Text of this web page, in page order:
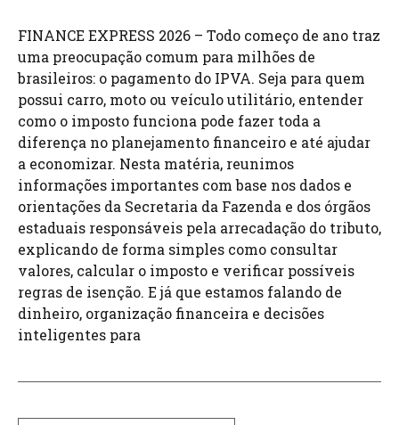
FINANCE EXPRESS 2026 – Todo começo de ano traz
uma preocupação comum para milhões de
brasileiros: o pagamento do IPVA. Seja para quem
possui carro, moto ou veículo utilitário, entender
como o imposto funciona pode fazer toda a
diferença no planejamento financeiro e até ajudar
a economizar. Nesta matéria, reunimos
informações importantes com base nos dados e
orientações da Secretaria da Fazenda e dos órgãos
estaduais responsáveis pela arrecadação do tributo,
explicando de forma simples como consultar
valores, calcular o imposto e verificar possíveis
regras de isenção. E já que estamos falando de
dinheiro, organização financeira e decisões
inteligentes para